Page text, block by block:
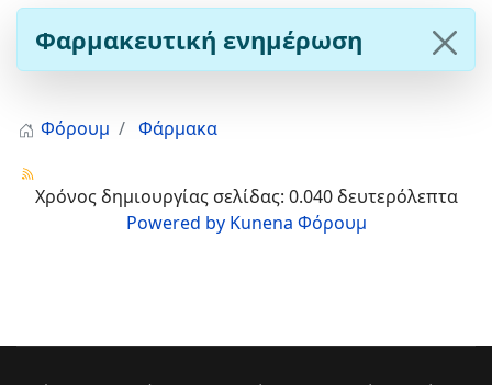
Φαρμακευτική ενημέρωση
Φόρουμ Φάρμακα
Χρόνος δημιουργίας σελίδας: 0.040 δευτερόλεπτα
Powered by Kunena Φόρουμ